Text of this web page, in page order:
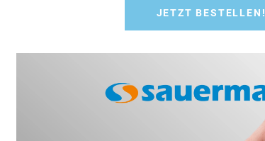
JETZT BESTELLEN!